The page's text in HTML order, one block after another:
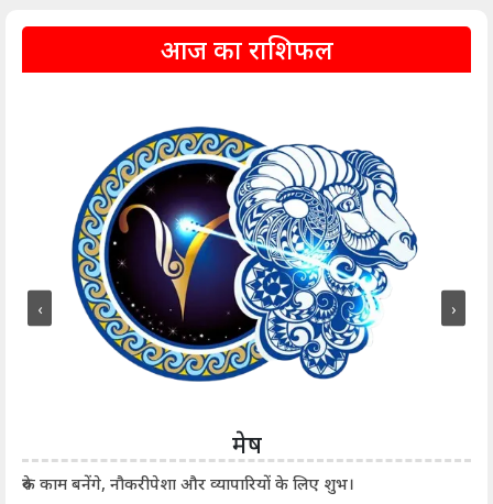
आज का राशिफल
मेष
रुके काम बनेंगे, नौकरीपेशा और व्यापारियों के लिए शुभ।
‹ ›